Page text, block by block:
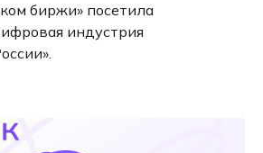
биржи» посетила
индустрия